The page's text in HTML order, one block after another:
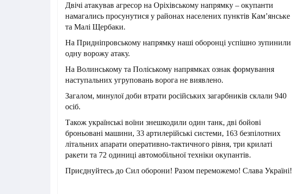
Двічі атакував агресор на Оріхівському напрямку – окупанти
намагались просунутися у районах населених пунктів Кам’янське
та Малі Щербаки.
На Придніпровському напрямку наші оборонці успішно зупинили
одну ворожу атаку.
На Волинському та Поліському напрямках ознак формування
наступальних угруповань ворога не виявлено.
Загалом, минулої доби втрати російських загарбників склали 940
осіб.
Також українські воїни знешкодили один танк, дві бойові
броньовані машини, 33 артилерійські системи, 163 безпілотних
літальних апарати оперативно-тактичного рівня, три крилаті
ракети та 72 одиниці автомобільної техніки окупантів.
Приєднуйтесь до Сил оборони! Разом переможемо! Слава Україні!